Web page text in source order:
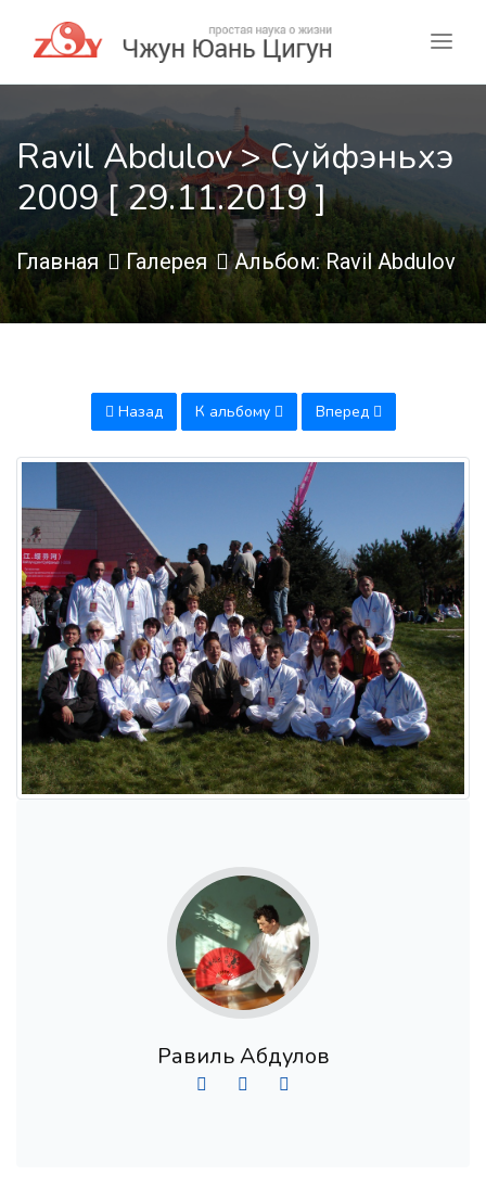
Ravil Abdulov > Суйфэньхэ
2009 [ 29.11.2019 ]
Главная Галерея Альбом: Ravil Abdulov
Назад К альбому Вперед
Равиль Абдулов